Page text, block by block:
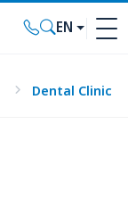
EN
Dental Clinic